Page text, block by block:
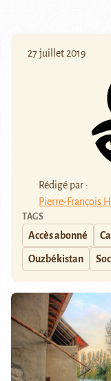
27 juillet 2019
Rédigé par :
Pierre-François
TAGS
Accès abonné
Ouzbékistan